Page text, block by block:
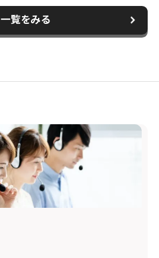
一覧をみる